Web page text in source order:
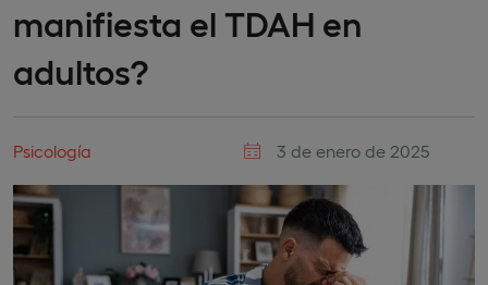
manifiesta el TDAH en
adultos?
Psicología 3 de enero de 2025